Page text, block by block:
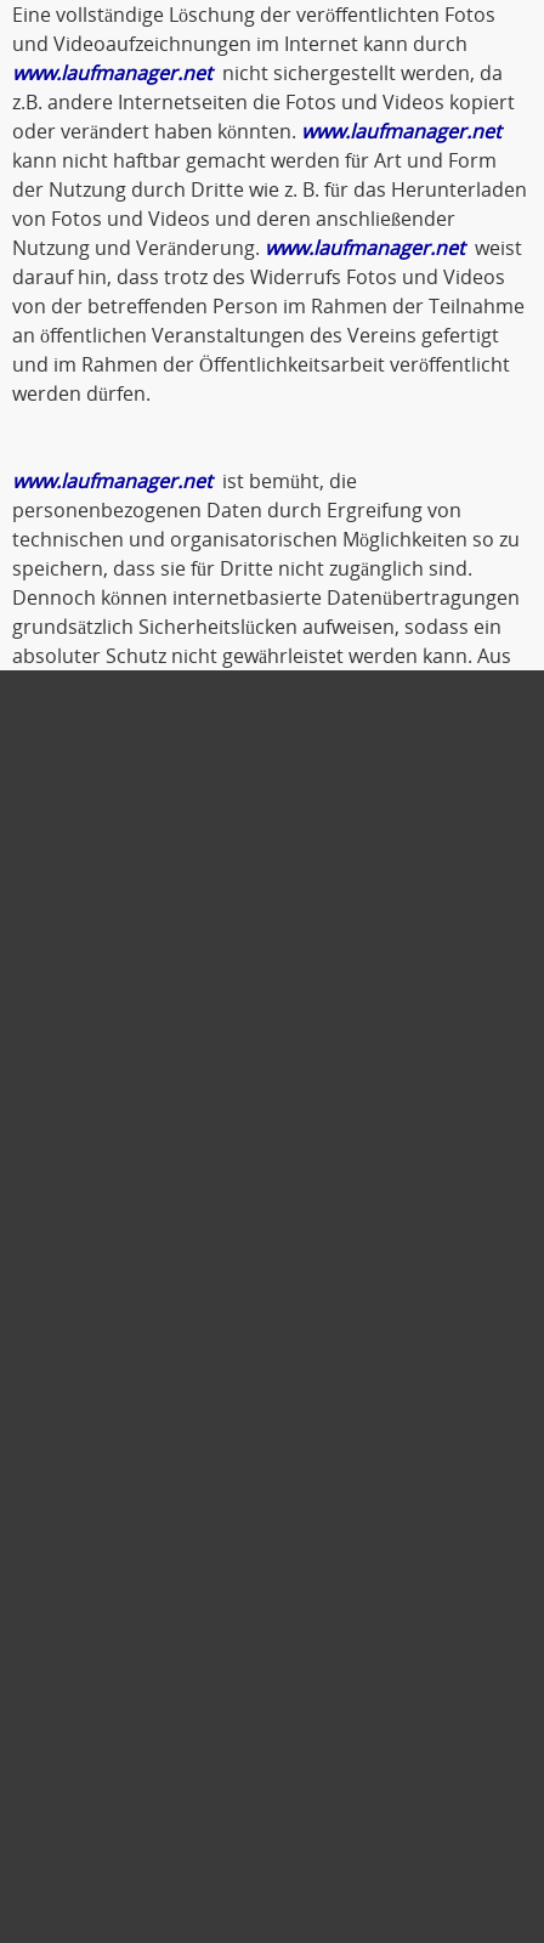
Eine vollständige Löschung der veröffentlichten Fotos
und Videoaufzeichnungen im Internet kann durch
www.laufmanager.netnicht sichergestellt werden, da
z.B. andere Internetseiten die Fotos und Videos kopiert
oder verändert haben könnten. www.laufmanager.net
kann nicht haftbar gemacht werden für Art und Form
der Nutzung durch Dritte wie z. B. für das Herunterladen
von Fotos und Videos und deren anschließender
Nutzung und Veränderung. www.laufmanager.netweist
darauf hin, dass trotz des Widerrufs Fotos und Videos
von der betreffenden Person im Rahmen der Teilnahme
an öffentlichen Veranstaltungen des Vereins gefertigt
und im Rahmen der Öffentlichkeitsarbeit veröffentlicht
werden dürfen.
www.laufmanager.netist bemüht, die
personenbezogenen Daten durch Ergreifung von
technischen und organisatorischen Möglichkeiten so zu
speichern, dass sie für Dritte nicht zugänglich sind.
Dennoch können internetbasierte Datenübertragungen
grundsätzlich Sicherheitslücken aufweisen, sodass ein
absoluter Schutz nicht gewährleistet werden kann. Aus